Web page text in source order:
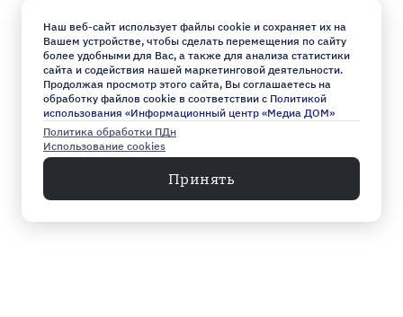
Наш веб-сайт использует файлы cookie и сохраняет их на
Вашем устройстве, чтобы сделать перемещения по сайту
более удобными для Вас, а также для анализа статистики
сайта и содействия нашей маркетинговой деятельности.
Продолжая просмотр этого сайта, Вы соглашаетесь на
обработку файлов cookie в соответствии с Политикой
использования «Информационный центр «Медиа ДОМ»
Политика обработки ПДн
Использование cookies
Принять